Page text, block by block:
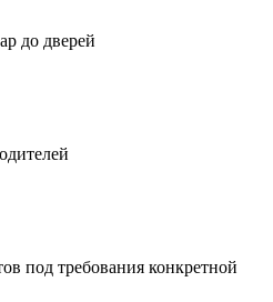
до дверей
под требования конкретной